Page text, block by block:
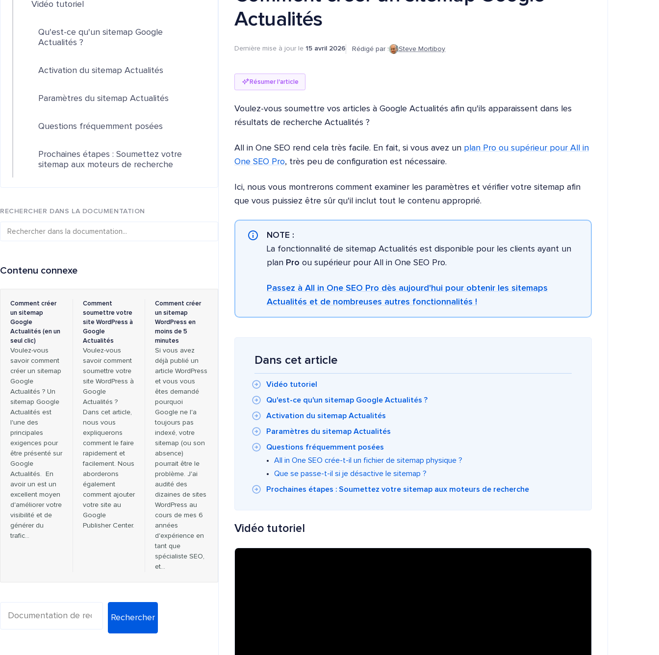
Actualités
Dernière mise à jour le 15 avril 2026 Rédigé par : Steve Mortiboy
Résumer l'article
Voulez-vous soumettre vos articles à Google Actualités afin qu'ils apparaissent dans les
résultats de recherche Actualités ?
All in One SEO rend cela très facile. En fait, si vous avez un plan Pro ou supérieur pour All in
One SEO Pro, très peu de configuration est nécessaire.
Ici, nous vous montrerons comment examiner les paramètres et vérifier votre sitemap afin
que vous puissiez être sûr qu'il inclut tout le contenu approprié.
NOTE :
La fonctionnalité de sitemap Actualités est disponible pour les clients ayant un
plan Pro ou supérieur pour All in One SEO Pro.
Passez à All in One SEO Pro dès aujourd'hui pour obtenir les sitemaps
Actualités et de nombreuses autres fonctionnalités !
Dans cet article
Vidéo tutoriel
Qu'est-ce qu'un sitemap Google Actualités ?
Activation du sitemap Actualités
Paramètres du sitemap Actualités
Questions fréquemment posées
All in One SEO crée-t-il un fichier de sitemap physique ?
Que se passe-t-il si je désactive le sitemap ?
Prochaines étapes : Soumettez votre sitemap aux moteurs de recherche
Vidéo tutoriel
Vidéo tutoriel
Qu'est-ce qu'un sitemap Google
Actualités ?
Activation du sitemap Actualités
Paramètres du sitemap Actualités
Questions fréquemment posées
Prochaines étapes : Soumettez votre
sitemap aux moteurs de recherche
RECHERCHER DANS LA DOCUMENTATION
Contenu connexe
Comment créer
un sitemap
Google
Actualités (en un
seul clic)
Voulez-vous
savoir comment
créer un sitemap
Google
Actualités ? Un
sitemap Google
Actualités est
l'une des
principales
exigences pour
être présenté sur
Google
Actualités. En
avoir un est un
excellent moyen
d'améliorer votre
visibilité et de
générer du
trafic…
Comment
soumettre votre
site WordPress à
Google
Actualités
Voulez-vous
savoir comment
soumettre votre
site WordPress à
Google
Actualités ?
Dans cet article,
nous vous
expliquerons
comment le faire
rapidement et
facilement. Nous
aborderons
également
comment ajouter
votre site au
Google
Publisher Center.
Comment créer
un sitemap
WordPress en
moins de 5
minutes
Si vous avez
déjà publié un
article WordPress
et vous vous
êtes demandé
pourquoi
Google ne l'a
toujours pas
indexé, votre
sitemap (ou son
absence)
pourrait être le
problème. J'ai
audité des
dizaines de sites
WordPress au
cours de mes 6
années
d'expérience en
tant que
spécialiste SEO,
et…
Rechercher